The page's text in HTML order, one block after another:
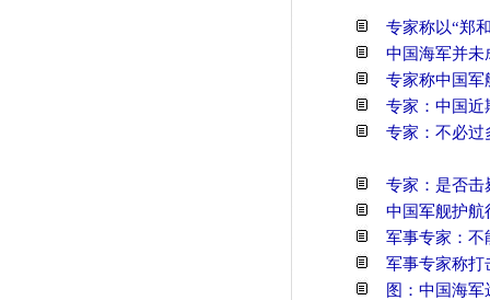
专家称以“郑
中国海军并未
专家称中国
专家：中国近
专家：不必过
专家：是否击
中国军舰护
军事专家：不
军事专家称
图：中国海